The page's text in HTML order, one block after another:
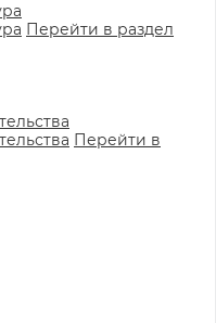
Перейти в раздел
Перейти в